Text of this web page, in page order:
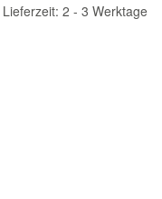
Lieferzeit: 2 - 3 Werktage